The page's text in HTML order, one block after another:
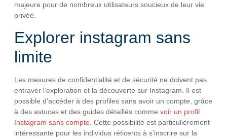
majeure pour de nombreux utilisateurs soucieux de leur vie
privée.
Explorer instagram sans
limite
Les mesures de confidentialité et de sécurité ne doivent pas
entraver l’exploration et la découverte sur Instagram. Il est
possible d’accéder à des profiles sans avoir un compte, grâce
à des astuces et des guides détaillés comme voir un profil
Instagram sans compte. Cette possibilité est particulièrement
intéressante pour les individus réticents à s’inscrire sur la